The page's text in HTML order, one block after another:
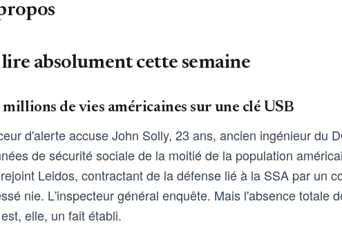
lire absolument cette semaine
millions de vies américaines sur une clé USB
d'alerte accuse John Solly, 23 ans, ancien ingénieur du
de sécurité sociale de la moitié de la population
Leidos, contractant de la défense lié à la SSA par un
nie. L'inspecteur général enquête. Mais l'absence totale
elle, un fait établi.